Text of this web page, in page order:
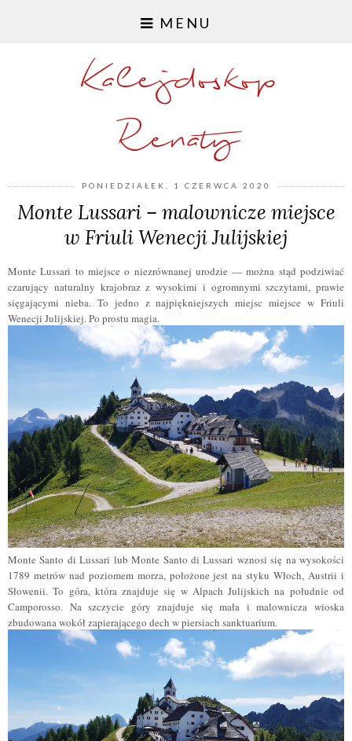
MENU
Kalejdoskop
Renaty
PONIEDZIAŁEK, 1 CZERWCA 2020
Monte Lussari – malownicze miejsce
w Friuli Wenecji Julijskiej
Monte Lussari to miejsce o niezrównanej urodzie — można stąd podziwiać
czarujący naturalny krajobraz z wysokimi i ogromnymi szczytami, prawie
sięgającymi nieba. To jedno z najpiękniejszych miejsc miejsce w Friuli
Wenecji Julijskiej. Po prostu magia.
Monte Santo di Lussari lub Monte Santo di Lussari wznosi się na wysokości
1789 metrów nad poziomem morza, położone jest na styku Włoch, Austrii i
Słowenii. To góra, która znajduje się w Alpach Julijskich na południe od
Camporosso. Na szczycie góry znajduje się mała i malownicza wioska
zbudowana wokół zapierającego dech w piersiach sanktuarium.